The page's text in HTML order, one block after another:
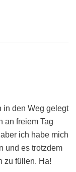
in den Weg gelegt
an freiem Tag
ich habe mich
und es trotzdem
zu füllen. Ha!